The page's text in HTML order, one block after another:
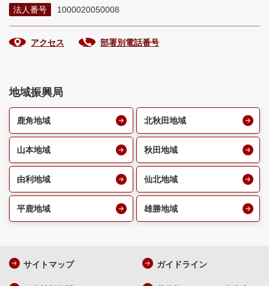
法人番号
1000020050008
アクセス 部署別電話番号
地域振興局
鹿角地域 北秋田地域
山本地域 秋田地域
由利地域 仙北地域
平鹿地域 雄勝地域
サイトマップ ガイドライン